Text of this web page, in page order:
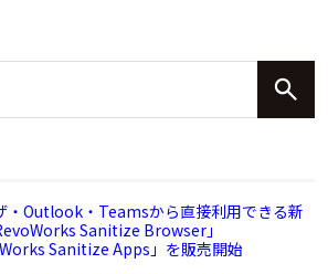
・Outlook・Teamsから直接利用できる新
Sanitize Browser」
Sanitize Apps」を販売開始